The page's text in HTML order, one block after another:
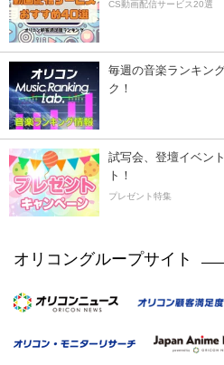
CS動画配信サービス20選
毎週の音楽ランキン
ク！
試写会、登壇イベン
ト！
プレゼント特集
オリコングループサイト